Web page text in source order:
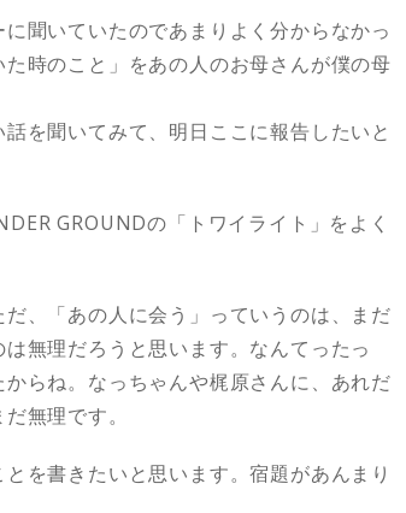
聞いていたのであまりよく分からなかっ
時のこと」をあの人のお母さんが僕の母
を聞いてみて、明日ここに報告したいと
GROUNDの「トワイライト」をよく
、「あの人に会う」っていうのは、まだ
無理だろうと思います。なんてったっ
らね。なっちゃんや梶原さんに、あれだ
無理です。
を書きたいと思います。宿題があんまり